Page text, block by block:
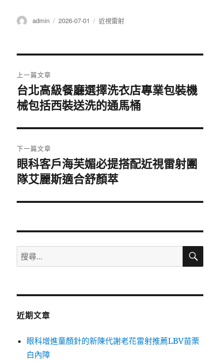
作
admin
發
2026-07-01
分
近視雷射
章
導
覽
上一篇文章
上
一
文
章:
台北高級餐廳選擇洗衣店專業包裝機
械包括西裝送洗的通馬桶
下一篇文章
下
一
文
眼科客戶海芙媚必提搭配近視雷射團
隊艾麗斯適合舒顏萃
搜
尋
鍵
搜
近期文章
眼科增進童顏針的新陳代謝老花雷射推薦LBV苗栗
白內障